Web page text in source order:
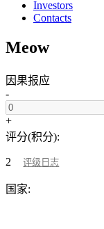
Investors
Contacts
Meow
因果报应
-
+
评分(积分):
2 评级日志
国家: